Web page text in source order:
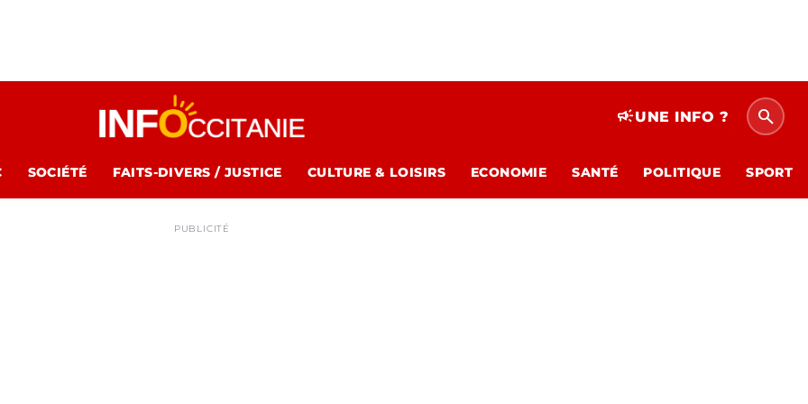
campaignUNE INFO ? search
SOCIÉTÉ FAITS-DIVERS / JUSTICE CULTURE & LOISIRS ECONOMIE SANTÉ POLITIQUE SPORT
PUBLICITÉ